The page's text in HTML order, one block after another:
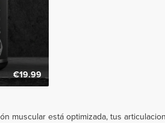
€19.99
muscular está optimizada, tus